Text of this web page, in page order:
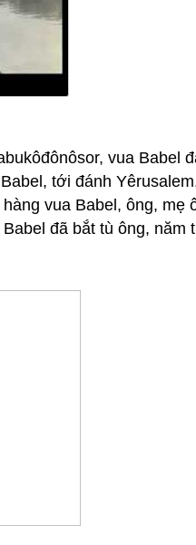
vua Babel
tới đánh
vua Babel, ông,
đã bắt tù ông,